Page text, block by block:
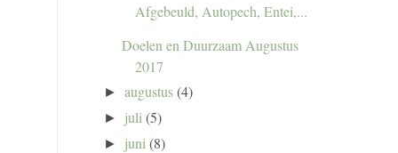
Afgebeuld, Autopech, Entei,...
Doelen en Duurzaam Augustus
2017
►augustus(4)
► juli (5)
► juni (8)